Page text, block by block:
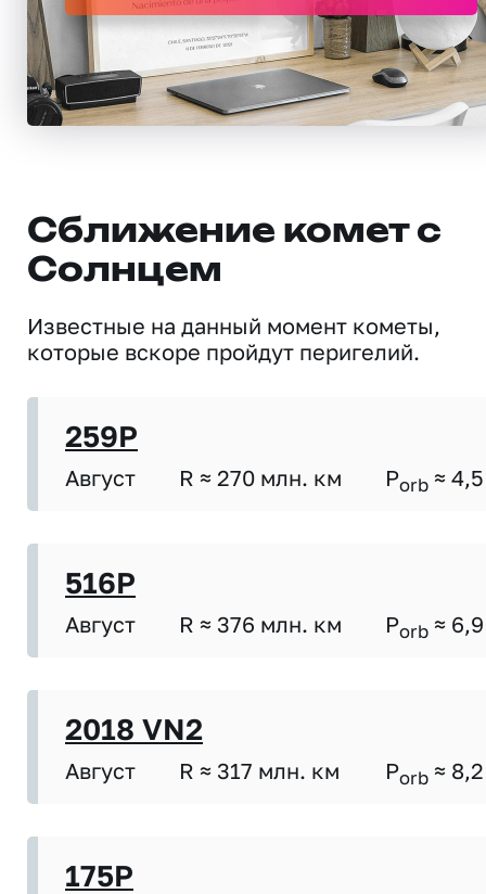
Сближение комет с
Солнцем
Известные на данный момент кометы,
которые вскоре пройдут перигелий.
259P
Август R ≈ 270 млн. км Porb ≈ 4,5
516P
Август R ≈ 376 млн. км Porb ≈ 6,9
2018 VN2
Август R ≈ 317 млн. км Porb ≈ 8,2
175P